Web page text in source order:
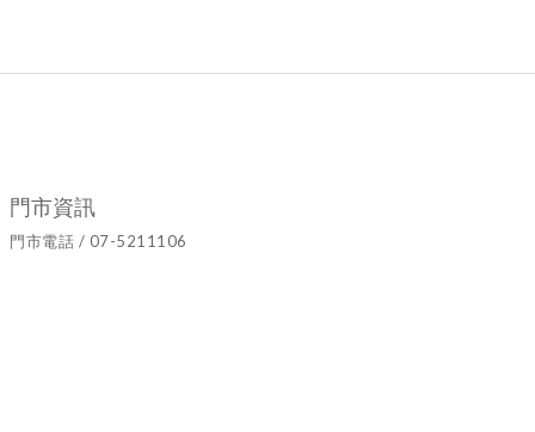
門市資訊
門市電話 / 07-5211106